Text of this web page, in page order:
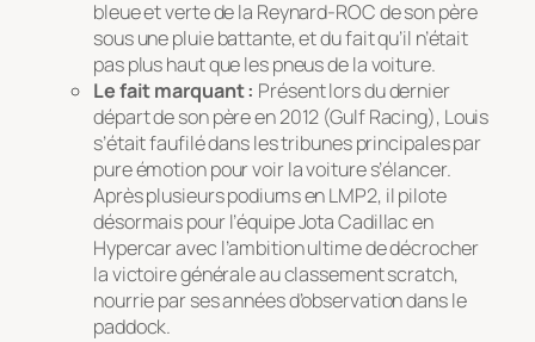
bleue et verte de la Reynard-ROC de son père
sous une pluie battante, et du fait qu’il n’était
pas plus haut que les pneus de la voiture.
Le fait marquant : Présent lors du dernier
départ de son père en 2012 (Gulf Racing), Louis
s’était faufilé dans les tribunes principales par
pure émotion pour voir la voiture s’élancer.
Après plusieurs podiums en LMP2, il pilote
désormais pour l’équipe Jota Cadillac en
Hypercar avec l’ambition ultime de décrocher
la victoire générale au classement scratch,
nourrie par ses années d’observation dans le
paddock.